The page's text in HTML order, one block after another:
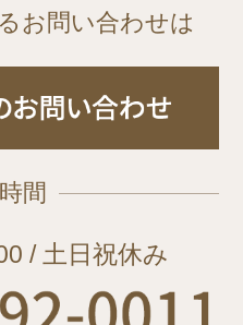
お問い合わせは
間
/ 土日祝休み